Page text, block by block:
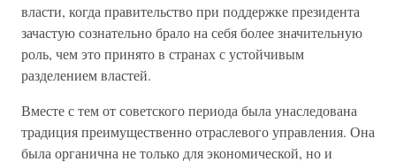
власти, когда правительство при поддержке президента
зачастую сознательно брало на себя более значительную
роль, чем это принято в странах с устойчивым
разделением властей.
Вместе с тем от советского периода была унаследована
традиция преимущественно отраслевого управления. Она
была органична не только для экономической, но и